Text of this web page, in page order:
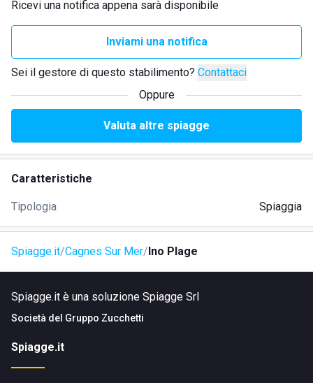
Ricevi una notifica appena sarà disponibile
Inviami una notifica
Sei il gestore di questo stabilimento? Contattaci
Oppure
Valuta altre spiagge
Caratteristiche
Tipologia Spiaggia
Spiagge.it Cagnes Sur Mer Ino Plage
Spiagge.it è una soluzione Spiagge Srl
Società del Gruppo Zucchetti
Spiagge.it